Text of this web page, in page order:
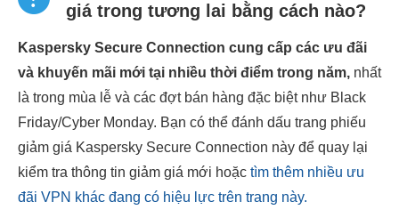
giá trong tương lai bằng cách nào?
Kaspersky Secure Connection cung cấp các ưu đãi
và khuyến mãi mới tại nhiều thời điểm trong năm, nhất
là trong mùa lễ và các đợt bán hàng đặc biệt như Black
Friday/Cyber Monday. Bạn có thể đánh dấu trang phiếu
giảm giá Kaspersky Secure Connection này để quay lại
kiểm tra thông tin giảm giá mới hoặc tìm thêm nhiều ưu
đãi VPN khác đang có hiệu lực trên trang này.